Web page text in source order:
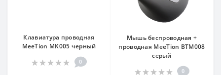
Клавиатура проводная
MeeTion MK005 черный
0
Мышь беспроводная +
проводная MeeTion BTM008
серый
0